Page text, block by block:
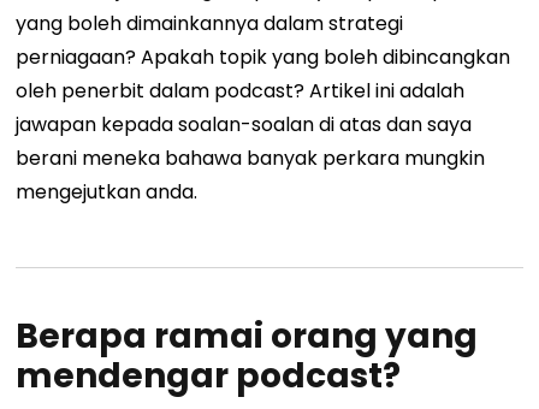
yang boleh dimainkannya dalam strategi
perniagaan? Apakah topik yang boleh dibincangkan
oleh penerbit dalam podcast?Artikel ini adalah
jawapan kepada soalan-soalan di atas dan saya
berani meneka bahawa banyak perkara mungkin
mengejutkan anda.
Berapa ramai orang yang
mendengar podcast?